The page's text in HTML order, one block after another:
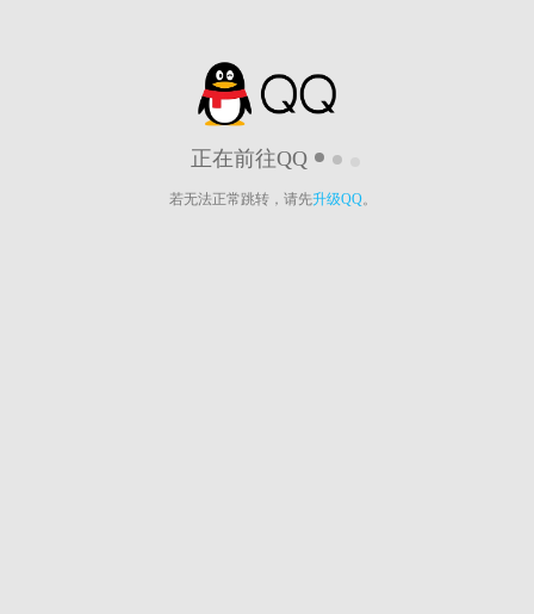
正在前往QQ
若无法正常跳转，请先升级QQ。